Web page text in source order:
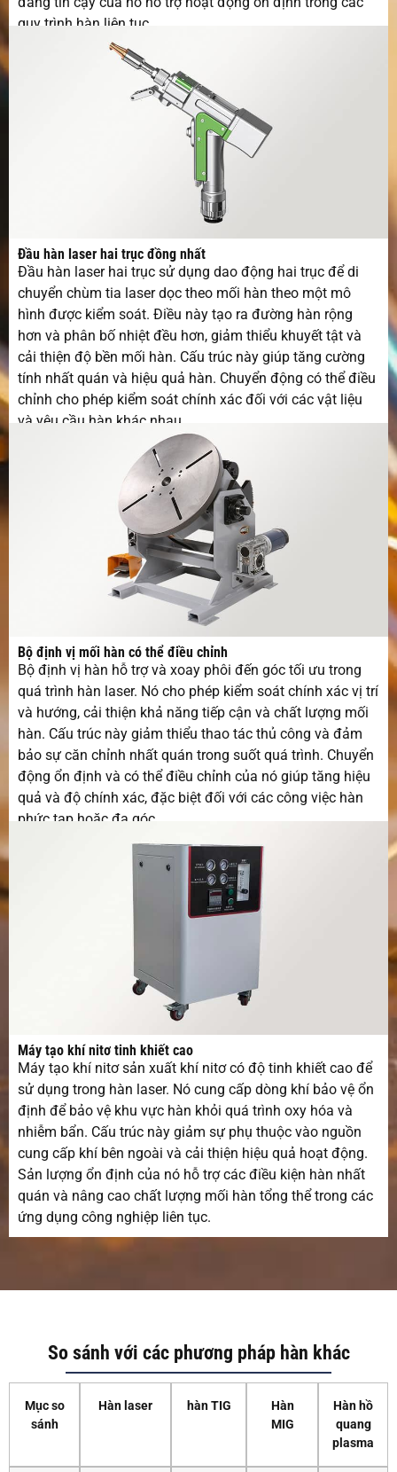
động
quy trình hàn liên tục.
Đầu hàn laser hai trục đồng nhất
Đầu hàn laser hai trục sử dụng dao động hai trục để di
chuyển chùm tia laser dọc theo mối hàn theo một mô
hình được kiểm soát. Điều này tạo ra đường hàn rộng
hơn và phân bố nhiệt đều hơn, giảm thiểu khuyết tật và
cải thiện độ bền mối hàn. Cấu trúc này giúp tăng cường
tính nhất quán và hiệu quả hàn. Chuyển động có thể điều
chỉnh cho phép kiểm soát chính xác đối với các vật liệu
và yêu cầu hàn khác nhau.
Bộ định vị mối hàn có thể điều chỉnh
Bộ định vị hàn hỗ trợ và xoay phôi đến góc tối ưu trong
quá trình hàn laser. Nó cho phép kiểm soát chính xác vị trí
và hướng, cải thiện khả năng tiếp cận và chất lượng mối
hàn. Cấu trúc này giảm thiểu thao tác thủ công và đảm
bảo sự căn chỉnh nhất quán trong suốt quá trình. Chuyển
động ổn định và có thể điều chỉnh của nó giúp tăng hiệu
quả và độ chính xác, đặc biệt đối với các công việc hàn
phức tạp hoặc đa góc.
Máy tạo khí nitơ tinh khiết cao
Máy tạo khí nitơ sản xuất khí nitơ có độ tinh khiết cao để
sử dụng trong hàn laser. Nó cung cấp dòng khí bảo vệ ổn
định để bảo vệ khu vực hàn khỏi quá trình oxy hóa và
nhiễm bẩn. Cấu trúc này giảm sự phụ thuộc vào nguồn
cung cấp khí bên ngoài và cải thiện hiệu quả hoạt động.
Sản lượng ổn định của nó hỗ trợ các điều kiện hàn nhất
quán và nâng cao chất lượng mối hàn tổng thể trong các
ứng dụng công nghiệp liên tục.
So sánh với các phương pháp hàn khác
Mục so
sánh
Hàn laser hàn TIG
Hàn
MIG
Hàn hồ
quang
plasma